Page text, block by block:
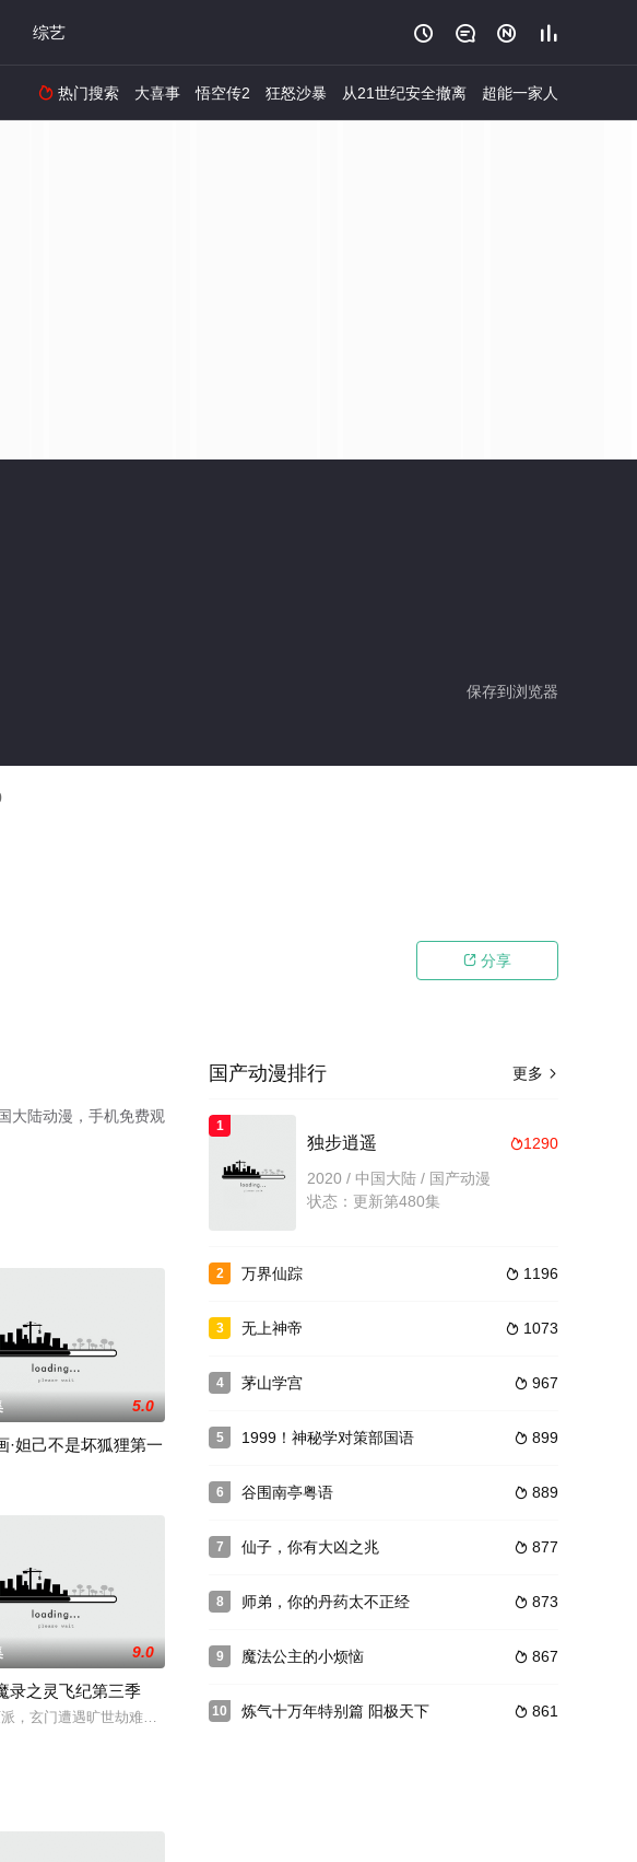
综艺    
 热门搜索 大喜事 悟空传2 狂怒沙暴 从21世纪安全撤离 超能一家人
保存到浏览器
 分享
大陆动漫，手机免费观
5.0
·妲己不是坏狐狸第一
，然而一场突如其来的风波却又让他们损失惨重。林动虽然勉强掩护家人逃离，但是他深知只有自
9.0
录之灵飞纪第三季
，玄门遭遇旷世劫难。朱离地煞觉醒，携青城掌教冷霜凝险夺玄珠，再顾青玉坛，蒙星象子指点，
更多 
国产动漫排行
1
1290
独步逍遥
2020 / 中国大陆 / 国产动漫
状态：更新第480集
2  1196
万界仙踪
3  1073
无上神帝
4  967
茅山学宫
5  899
1999！神秘学对策部国语
6  889
谷围南亭粤语
7  877
仙子，你有大凶之兆
8  873
师弟，你的丹药太不正经
9  867
魔法公主的小烦恼
10  861
炼气十万年特别篇 阳极天下